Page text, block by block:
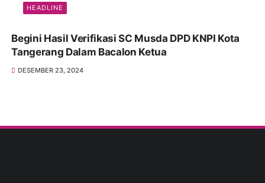
HEADLINE
Begini Hasil Verifikasi SC Musda DPD KNPI Kota
Tangerang Dalam Bacalon Ketua
DESEMBER 23, 2024